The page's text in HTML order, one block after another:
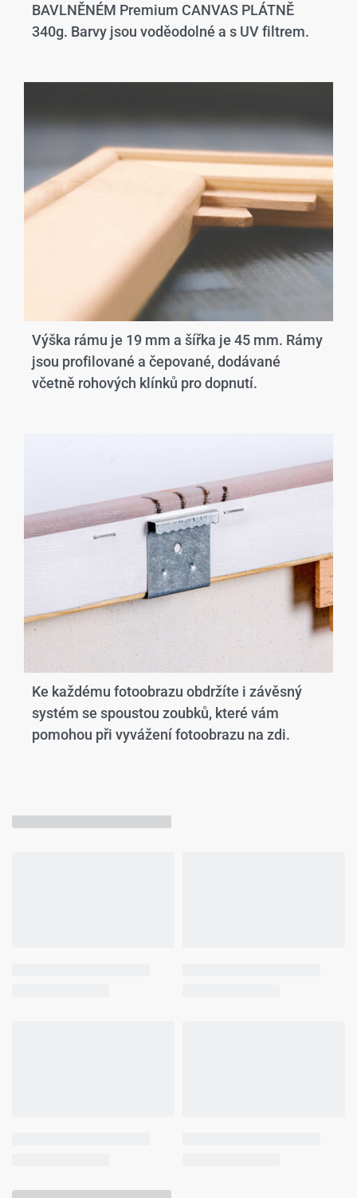
BAVLNĚNÉM Premium CANVAS PLÁTNĚ
340g. Barvy jsou voděodolné a s UV filtrem.
Výška rámu je 19 mm a šířka je 45 mm. Rámy
jsou profilované a čepované, dodávané
včetně rohových klínků pro dopnutí.
Ke každému fotoobrazu obdržíte i závěsný
systém se spoustou zoubků, které vám
pomohou při vyvážení fotoobrazu na zdi.